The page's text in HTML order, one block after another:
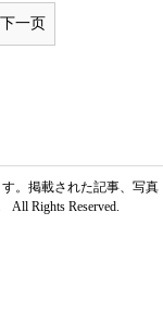
下一页
。掲載された記事、写真
Rights Reserved.